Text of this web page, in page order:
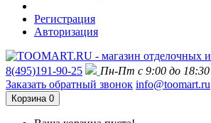
Регистрация
Авторизация
8(495)191-90-25
Пн-Пт с 9:00 до 18:30
Заказать обратный звонок info@toomart.ru
Корзина 0